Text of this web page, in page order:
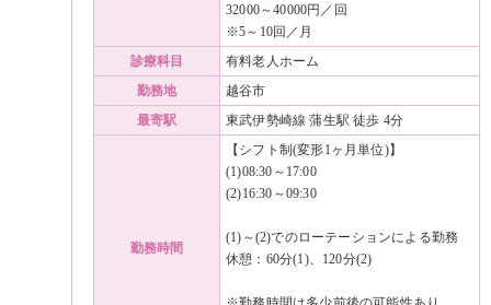
32000～40000円／回
※5～10回／月
診療科目
有料老人ホーム
勤務地
越谷市
最寄駅
東武伊勢崎線 蒲生駅 徒歩 4分
勤務時間
【シフト制(変形1ヶ月単位)】
(1)08:30～17:00
(2)16:30～09:30
(1)～(2)でのローテーションによる勤務
休憩：60分(1)、120分(2)